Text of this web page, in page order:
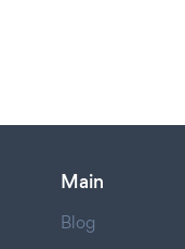
Main
Blog